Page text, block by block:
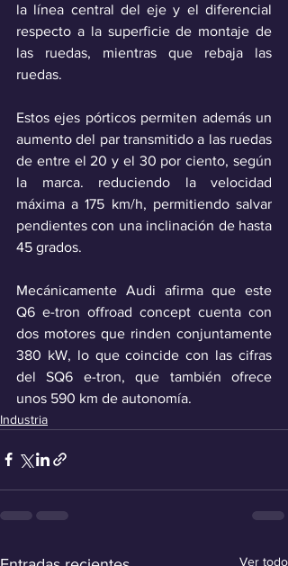
la línea central del eje y el diferencial
respecto a la superficie de montaje de
las ruedas, mientras que rebaja las
ruedas.
Estos ejes pórticos permiten además un
aumento del par transmitido a las ruedas
de entre el 20 y el 30 por ciento, según
la marca. reduciendo la velocidad
máxima a 175 km/h, permitiendo salvar
pendientes con una inclinación de hasta
45 grados.
Mecánicamente Audi afirma que este
Q6 e-tron offroad concept cuenta con
dos motores que rinden conjuntamente
380 kW, lo que coincide con las cifras
del SQ6 e-tron, que también ofrece
unos 590 km de autonomía.
Industria
Ver todo